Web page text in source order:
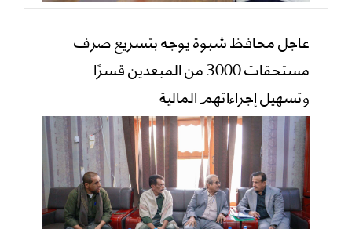
عاجل محافظ شبوة يوجه بتسريع صرف
مستحقات 3000 من المبعدين قسرًا
وتسهيل إجراءاتهم المالية